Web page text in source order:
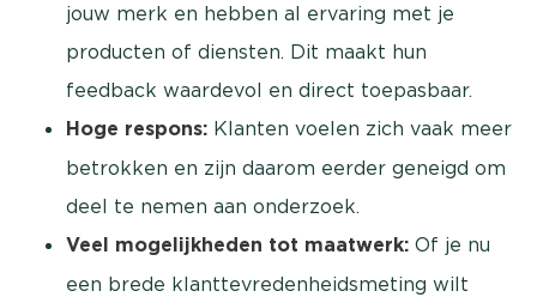
jouw merk en hebben al ervaring met je
producten of diensten. Dit maakt hun
feedback waardevol en direct toepasbaar.
Hoge respons: Klanten voelen zich vaak meer
betrokken en zijn daarom eerder geneigd om
deel te nemen aan onderzoek.
Veel mogelijkheden tot maatwerk: Of je nu
een brede klanttevredenheidsmeting wilt